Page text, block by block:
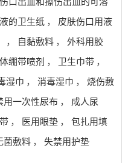
的卫生纸 ，
皮肤伤口用液
， 自黏敷料 ，
外科用胶
绷带喷剂 ， 卫生巾带 ，
湿巾 ， 消毒湿巾 ，
烧伤敷
用一次性尿布 ，
成人尿
， 医用眼垫 ，
包扎用填
菌敷料 ， 失禁用护垫